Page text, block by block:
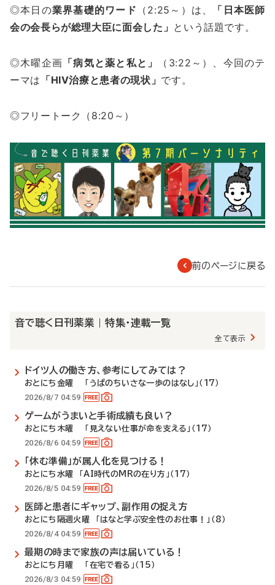
◎本日の業界基礎的ワード （2:25～）は、
「日本医師
会の会長らが総理大臣に面会した」 という話題です。
◎木曜企画 「病気と薬と私と」
（3:22～）、今回のテ
ーマは 「HIV治療と患者の現状」 です。
◎フリートーク（8:20～）
前のページに戻る
音で聴く日刊薬業 | 特集・連載一覧
全て表示
ドイツ人の働き方、参考にしてみては？
おとにち金曜 「うぱのちいさな一歩のはなし」（17）
2026/8/7 04:59
ゲームがうまいと手術成績も良い？
おとにち木曜 「見えない仕事が命を支える」（17）
2026/8/6 04:59
「休む準備」が属人化を見つける！
おとにち水曜 「AI時代のMRの在り方」（17）
2026/8/5 04:59
医師と患者にギャップ、副作用の捉え方
おとにち隔週火曜 「はなと学ぶ安全性のお仕事！」（8）
2026/8/4 04:59
最期の時まで家族の声は届いている！
おとにち月曜 「在宅で看る」（15）
2026/8/3 04:59